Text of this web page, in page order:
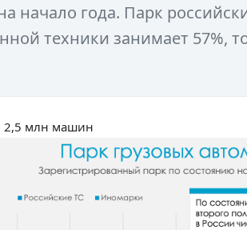
начало года. Парк
техники занимает 57%,
2,5 млн машин